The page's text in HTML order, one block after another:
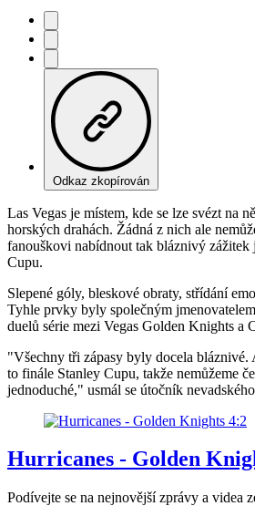
Odkaz zkopírován
Las Vegas je místem, kde se lze svézt na
horských drahách. Žádná z nich ale
fanouškovi nabídnout tak bláznivý zážitek
Cupu.
Slepené góly, bleskové obraty, střídání
Tyhle prvky byly společným
duelů série mezi Vegas Golden Knights a
"Všechny tři zápasy byly docela bláznivé.
to finále Stanley Cupu, takže nemůžeme
jednoduché," usmál se útočník
Hurricanes - Golden
Podívejte se na nejnovější zprávy a videa